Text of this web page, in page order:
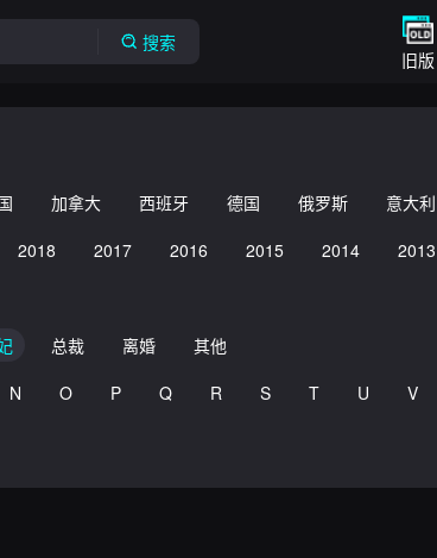
搜索
旧版
加拿大 西班牙 德国 俄罗斯 意大利
2018 2017 2016 2015 2014 2013
总裁 离婚
其他
N O P Q R S T U V